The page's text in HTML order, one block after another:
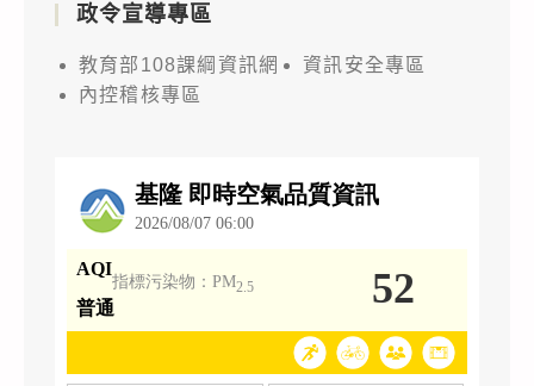
政令宣導專區
教育部108課綱資訊網
資訊安全專區
內控稽核專區